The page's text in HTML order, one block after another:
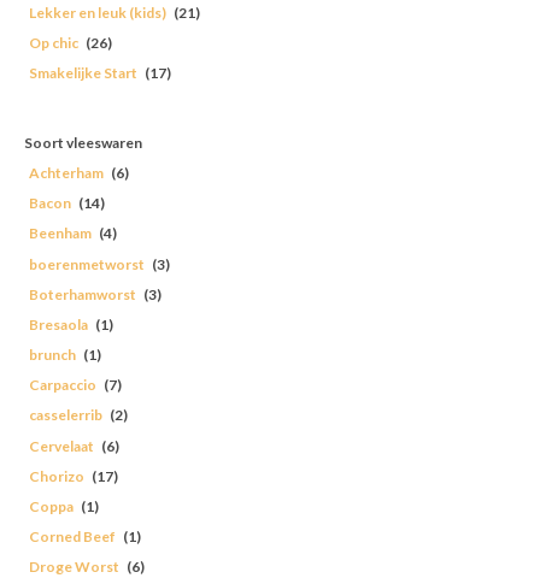
Lekker en leuk (kids) (21)
Op chic (26)
Smakelijke Start (17)
Soort vleeswaren
Achterham (6)
Bacon (14)
Beenham (4)
boerenmetworst (3)
Boterhamworst (3)
Bresaola (1)
brunch (1)
Carpaccio (7)
casselerrib (2)
Cervelaat (6)
Chorizo (17)
Coppa (1)
Corned Beef (1)
Droge Worst (6)